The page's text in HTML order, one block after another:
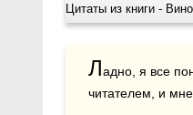
Цитаты из книги -
Ладно, я все
читателем, и